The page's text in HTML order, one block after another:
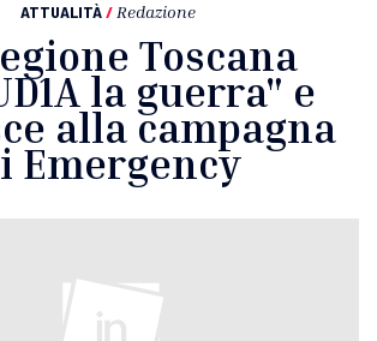
ATTUALITÀ/ Redazione
Toscana
la guerra" e
alla campagna
Emergency